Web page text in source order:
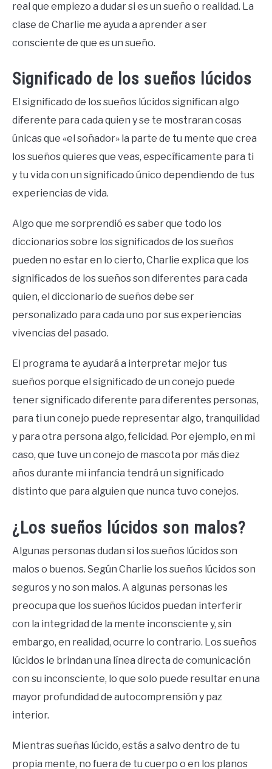
real que empiezo a dudar si es un sueño o realidad. La
clase de Charlie me ayuda a aprender a ser
consciente de que es un sueño.
Significado de los sueños lúcidos
El significado de los sueños lúcidos significan algo
diferente para cada quien y se te mostraran cosas
únicas que «el soñador» la parte de tu mente que crea
los sueños quieres que veas, específicamente para ti
y tu vida con un significado único dependiendo de tus
experiencias de vida.
Algo que me sorprendió es saber que todo los
diccionarios sobre los significados de los sueños
pueden no estar en lo cierto, Charlie explica que los
significados de los sueños son diferentes para cada
quien, el diccionario de sueños debe ser
personalizado para cada uno por sus experiencias
vivencias del pasado.
El programa te ayudará a interpretar mejor tus
sueños porque el significado de un conejo puede
tener significado diferente para diferentes personas,
para ti un conejo puede representar algo, tranquilidad
y para otra persona algo, felicidad. Por ejemplo, en mi
caso, que tuve un conejo de mascota por más diez
años durante mi infancia tendrá un significado
distinto que para alguien que nunca tuvo conejos.
¿Los sueños lúcidos son malos?
Algunas personas dudan si los sueños lúcidos son
malos o buenos. Según Charlie los sueños lúcidos son
seguros y no son malos. A algunas personas les
preocupa que los sueños lúcidos puedan interferir
con la integridad de la mente inconsciente y, sin
embargo, en realidad, ocurre lo contrario. Los sueños
lúcidos le brindan una línea directa de comunicación
con su inconsciente, lo que solo puede resultar en una
mayor profundidad de autocomprensión y paz
interior.
Mientras sueñas lúcido, estás a salvo dentro de tu
propia mente, no fuera de tu cuerpo o en los planos